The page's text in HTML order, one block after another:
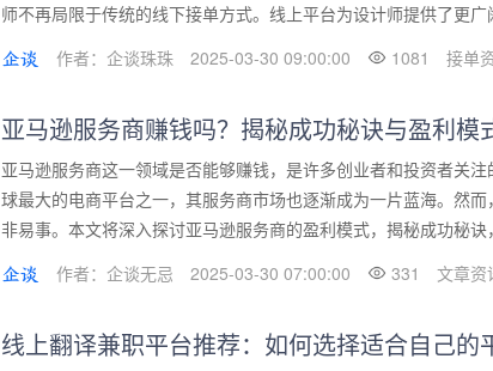
师不再局限于传统的线下接单方式。线上平台为设计师提供了更
作者：企谈珠珠
2025-03-30 09:00:00 1081 接单
亚马逊服务商赚钱吗？揭秘成功秘诀与盈利模
亚马逊服务商这一领域是否能够赚钱，是许多创业者和投资者关
球最大的电商平台之一，其服务商市场也逐渐成为一片蓝海。然
非易事。本文将深入探讨亚马逊服务商的盈利模式，揭秘成功秘
作者：企谈无忌
2025-03-30 07:00:00 331 文章资
线上翻译兼职平台推荐：如何选择适合自己的